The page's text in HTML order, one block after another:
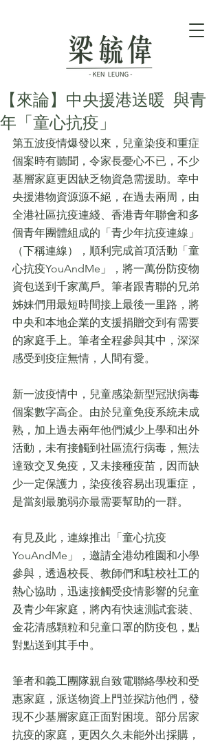
【來論】中央援港送暖 與青
年「童心抗疫」
第五波疫情爆發以來，兒童染疫和重症
個案時有聽聞，令家長憂心不已，不少
基層家庭更因缺乏物資急需援助。幸中
央援港物資源源不絕，在過去兩周，由
全港社區抗疫連綫、香港青年聯會和多
個青年團體組成的「青少年抗疫連線」
（下稱連線），順利完成首項活動「童
心抗疫YouAndMe」，將一萬份防疫物
資包送到千家萬戶。筆者跟青聯的兄弟
姊妹們用最短時間接上最後一里路，將
中央和本地企業的支援捐贈交到有需要
的家庭手上。筆者全程參與其中，深深
感受到疫症無情，人間有愛。
新一波疫情中，兒童感染新型冠狀病毒
個案數字高企。由於兒童免疫系統未成
熟，加上過去兩年他們減少上學和出外
活動，未有接觸到社區流行病毒，無法
達致交叉免疫，又未接種疫苗，因而缺
少一定保護力，染疫後容易出現重症，
是當刻最脆弱亦最需要幫助的一群。
有見及此，連線推出「童心抗疫
YouAndMe」，邀請全港幼稚園和小學
參與，透過校長、教師們和駐校社工的
熱心協助，迅速接觸受疫情影響的兒童
及青少年家庭，將內有快速測試套裝、
金花清感顆粒和兒童口罩的防疫包，點
對點送到其手中。
筆者和義工團隊親自致電聯絡學校和受
惠家庭，派送物資上門並探訪他們，發
現不少基層家庭正面對困境。部分居家
抗疫的家庭，更因久久未能外出採購，